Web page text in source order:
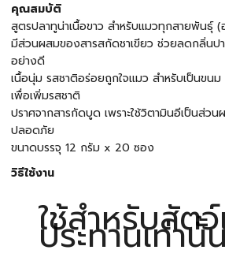
คุณสมบัติ
สูตรปลาทูน่าเนื้อขาว สำหรับแมวทุกสายพันธุ์ (
มีส่วนผสมของสารสกัดชาเขียว ช่วยลดกลิ่นป
อย่างดี
เนื้อนุ่ม รสชาติอร่อยถูกใจแมว สำหรับเป็นขนม
เพื่อเพิ่มรสชาติ
ปราศจากสารกัดบูด เพราะใช้วิตามินอีเป็นส่ว
ปลอดภัย
ขนาดบรรจุ 12 กรัม x 20 ซอง
วิธีใช้งาน
ใช้สำหรับสัต
ประทานเท่านั้